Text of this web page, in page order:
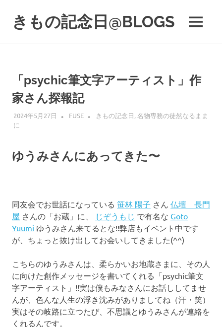
ン
きもの記念日@BLOGS
で
も、
し
く
ん
で
な
る
ブ
ロ
グ
す。
MENU
「psychic筆文字アーティスト」作
家さん探報記
2024年5月27日 FUSE きもの記念日,名物専務の徒然なるまま
に
ゆうみさんにあってきた〜
同友会でお世話になっている 笹林 陽子 さん 仏壇 長門
屋 さんの「お蔵」に、 じぞうもじ で有名な Goto
Yuumi ゆうみさん来てるとな!!弊店もイベント中です
が、ちょっと抜け出してお会いしてきました(^^)
こちらのゆうみさんは、柔らかいお地蔵さまに、その人
に向けた創作メッセージを書いてくれる「psychic筆文
字アーティスト」!!実は僕もみなさんにお話ししてませ
んが、色んな人生の浮き沈みがありましてね（汗・笑）
実はその岐路に立つたび、不思議とゆうみさんが連絡を
くれるんです。